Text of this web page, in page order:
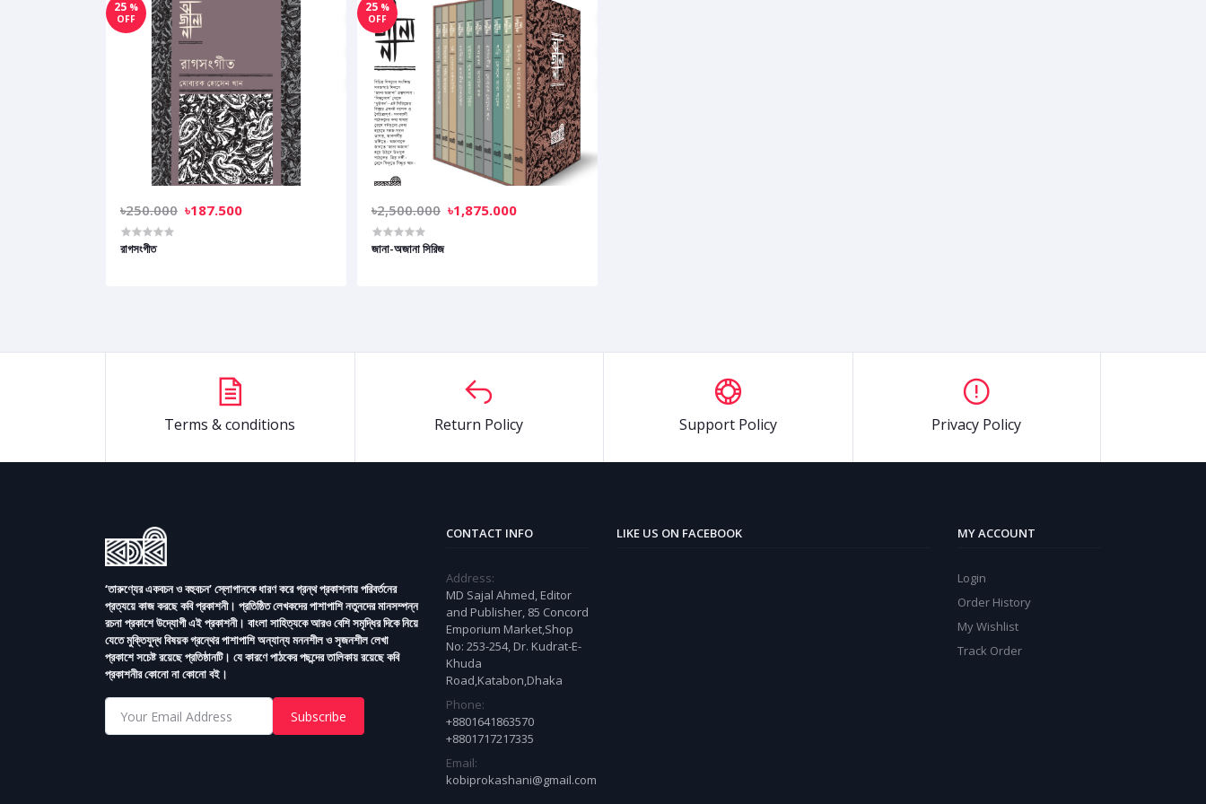
25 %
OFF
৳250.000 ৳187.500
রাগসংগীত
25 %
OFF
৳2,500.000 ৳1,875.000
জানা-অজানা সিরিজ
Terms & conditions Return Policy Support Policy Privacy Policy
‘তারুণ্যের একবচন ও বহুবচন’ স্লোগানকে ধারণ করে গ্রন্থ প্রকাশনায় পরিবর্তনের
প্রত্যয়ে কাজ করছে কবি প্রকাশনী। প্রতিষ্ঠিত লেখকদের পাশাপাশি নতুনদের মানসম্পন্ন
রচনা প্রকাশে উদ্যোগী এই প্রকাশনী। বাংলা সাহিত্যকে আরও বেশি সমৃদ্ধির দিকে নিয়ে
যেতে মুক্তিযুদ্ধ বিষয়ক গ্রন্থের পাশাপাশি অন্যান্য মননশীল ও সৃজনশীল লেখা
প্রকাশে সচেষ্ট রয়েছে প্রতিষ্ঠানটি। যে কারণে পাঠকের পছন্দের তালিকায় রয়েছে কবি
প্রকাশনীর কোনো না কোনো বই।
Subscribe
CONTACT INFO
Address:
MD Sajal Ahmed, Editor
and Publisher, 85 Concord
Emporium Market,Shop
No: 253-254, Dr. Kudrat-E-
Khuda
Road,Katabon,Dhaka
Phone:
+8801641863570
+8801717217335
Email:
kobiprokashani@gmail.com
LIKE US ON FACEBOOK MY ACCOUNT
Login
Order History
My Wishlist
Track Order